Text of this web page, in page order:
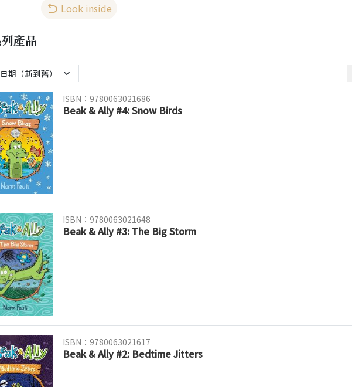
Look inside
產品
ISBN：9780063021686
Beak & Ally #4: Snow Birds
ISBN：9780063021648
Beak & Ally #3: The Big Storm
ISBN：9780063021617
Beak & Ally #2: Bedtime Jitters